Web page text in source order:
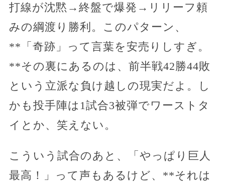
打線が沈黙→終盤で爆発→リリーフ頼
みの綱渡り勝利。このパターン、
**「奇跡」って言葉を安売りしすぎ。
**その裏にあるのは、前半戦42勝44敗
という立派な負け越しの現実だよ。し
かも投手陣は1試合3被弾でワーストタ
イとか、笑えない。
こういう試合のあと、「やっぱり巨人
最高！」って声もあるけど、**それは